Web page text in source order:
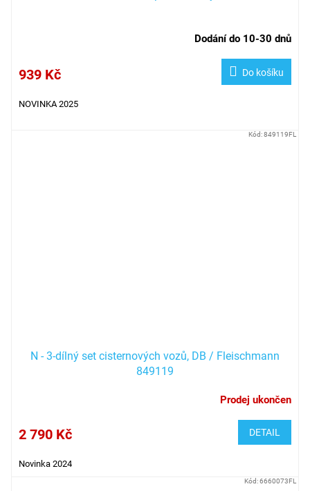
Dodání do 10-30 dnů
939 Kč Do košíku
NOVINKA 2025
N - 3-dílný set cisternových vozů, DB / Fleischmann
849119
Prodej ukončen
2 790 Kč DETAIL
Novinka 2024
Kód:849119FL
Kód:6660073FL